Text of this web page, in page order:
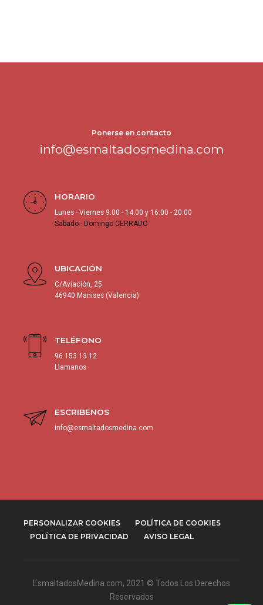
Ponerse en contacto
info@esmaltadosmedina.com
HORARIO
Lunes - Viernes 9.00 - 14.00 y 16:00 - 20:00
Sabado - Domingo CERRADO
UBICACIÓN
C/Aviación, 25
46940 Manises (Valencia)
TELÉFONO
96 153 13 12
Llamanos
ESCRIBENOS
info@esmaltadosmedina.com
PERSONALIZAR COOKIES
POLÍTICA DE COOKIES
POLÍTICA DE PRIVACIDAD
AVISO LEGAL
EsmaltadosMedina.com, 2021 © Todos Los Derechos
Reservados